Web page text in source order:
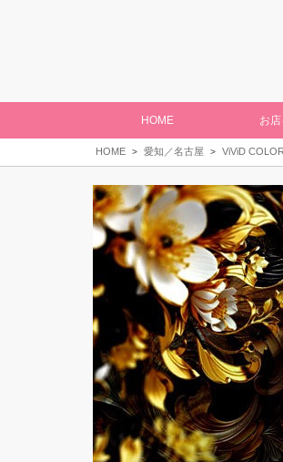
HOME お
HOME 愛知／名古屋 ViViD COLOR